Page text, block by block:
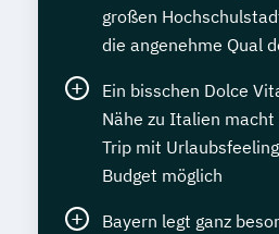
großen
die angenehme Qual
Ein bisschen Dolce
Nähe zu Italien
Trip mit
Budget möglich
Bayern legt ganz